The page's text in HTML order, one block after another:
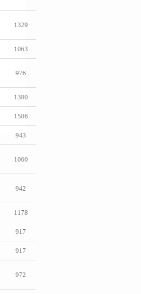
1329
1063
976
1380
1586
943
1060
942
1178
917
917
972